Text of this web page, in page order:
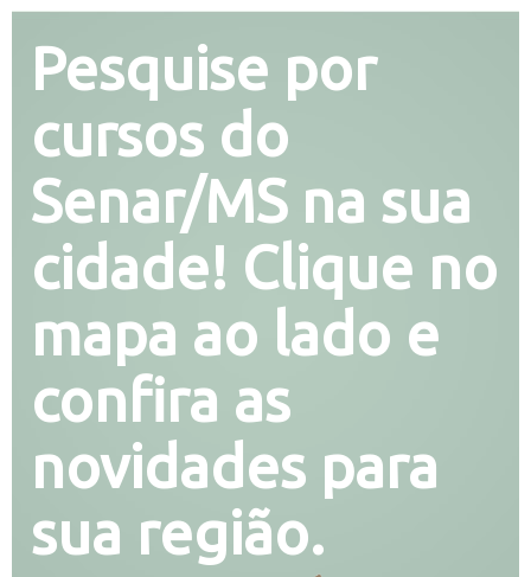
Pesquise por
cursos do
Senar/MS na sua
cidade! Clique no
mapa ao lado e
confira as
novidades para
sua região.